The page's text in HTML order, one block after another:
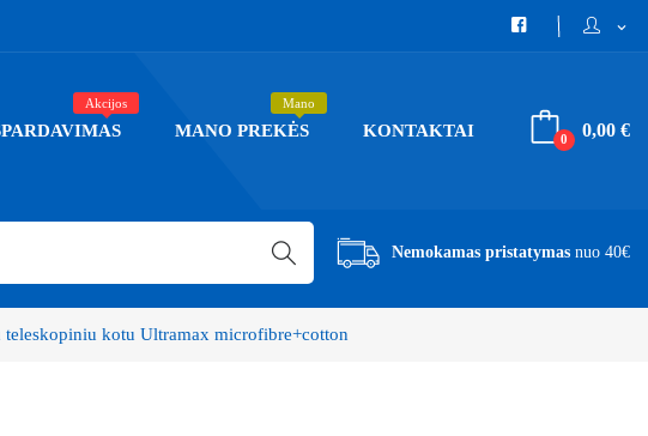
expand_more
Akcijos
MANO PREKĖS
Mano
KONTAKTAI 0,00 €
0
Nemokamas pristatymas nuo 40€
teleskopiniu kotu Ultramax microfibre+cotton